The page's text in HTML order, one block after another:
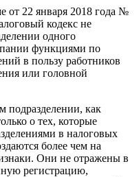
от 22 января 2018 года №
кодекс не
одного
функциями по
в пользу работников
или головной
подразделении, как
о тех, которые
в налоговых
более чем на
Они не отражены в
регистрацию,